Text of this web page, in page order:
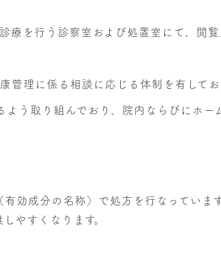
を行う診察室および処置室にて、閲
管理に係る相談に応じる体制を有してお
う取り組んでおり、院内ならびにホー
効成分の名称）で処方を行なっていま
やすくなります。